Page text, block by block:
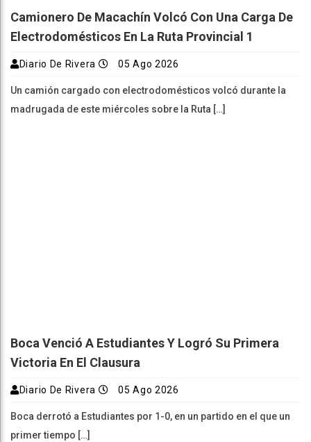
Camionero De Macachín Volcó Con Una Carga De
Electrodomésticos En La Ruta Provincial 1
Diario De Rivera 05 Ago 2026
Un camión cargado con electrodomésticos volcó durante la
madrugada de este miércoles sobre la Ruta […]
Boca Venció A Estudiantes Y Logró Su Primera
Victoria En El Clausura
Diario De Rivera 05 Ago 2026
Boca derrotó a Estudiantes por 1-0, en un partido en el que un
primer tiempo […]